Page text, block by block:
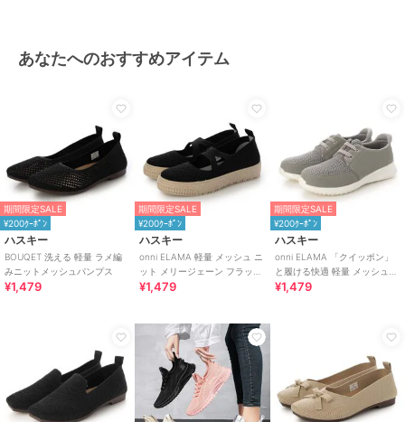
あなたへのおすすめアイテム
期間限定SALE
¥200ｸｰﾎﾟﾝ
ハスキー
BOUQET 洗える 軽量 ラメ編
みニットメッシュパンプス
¥1,479
期間限定SALE
¥200ｸｰﾎﾟﾝ
ハスキー
onni ELAMA 軽量 メッシュ ニ
ット メリージェーン フラット
シューズ
¥1,479
期間限定SALE
¥200ｸｰﾎﾟﾝ
ハスキー
onni ELAMA 「クイッポン」
と履ける快適 軽量 メッシュレ
ースアップカジュアルスニー
¥1,479